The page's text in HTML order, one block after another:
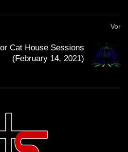
Vor
Cat House Sessions
(February 14, 2021)